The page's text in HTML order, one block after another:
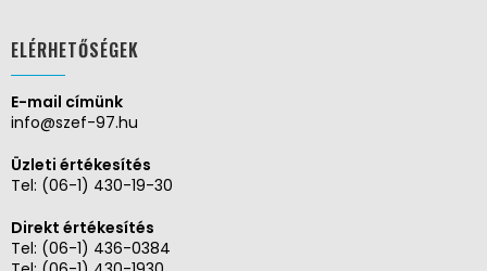
ELÉRHETŐSÉGEK
E-mail címünk
info@szef-97.hu
Üzleti értékesítés
Tel: (06-1) 430-19-30
Direkt értékesítés
Tel: (06-1) 436-0384